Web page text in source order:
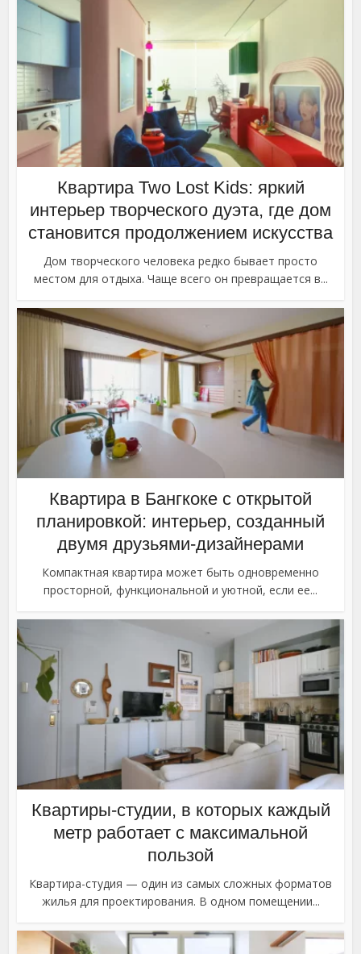
Квартира Two Lost Kids: яркий
интерьер творческого дуэта, где дом
становится продолжением искусства
Дом творческого человека редко бывает просто
местом для отдыха. Чаще всего он превращается в...
Квартира в Бангкоке с открытой
планировкой: интерьер, созданный
двумя друзьями-дизайнерами
Компактная квартира может быть одновременно
просторной, функциональной и уютной, если ее...
Квартиры-студии, в которых каждый
метр работает с максимальной
пользой
Квартира-студия — один из самых сложных форматов
жилья для проектирования. В одном помещении...